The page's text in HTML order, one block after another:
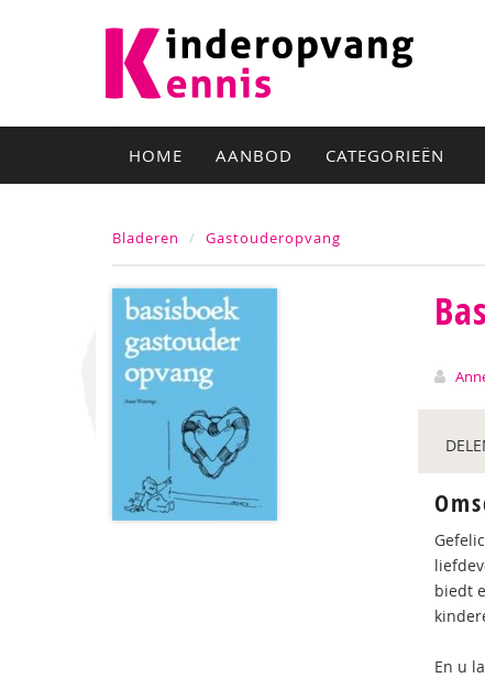
HOME AANBOD CATEGORIEËN
Bladeren Gastouderopvang
biedt
En u